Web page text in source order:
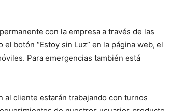
con la empresa a través de las
botón “Estoy sin Luz” en la página web, el
Para emergencias también está
al cliente estarán trabajando con turnos